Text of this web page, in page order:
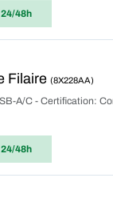
48h
Filaire (8X228AA)
A/C - Certification:
48h